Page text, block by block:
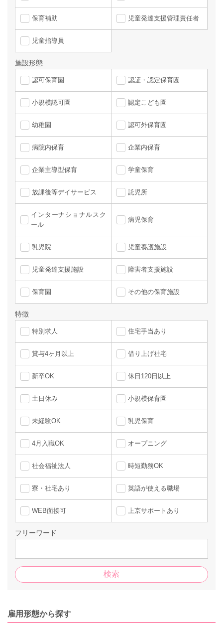
保育補助 児童発達支援管理責任者
児童指導員
施設形態
認可保育園 認証・認定保育園
小規模認可園 認定こども園
幼稚園 認可外保育園
病院内保育 企業内保育
企業主導型保育 学童保育
放課後等デイサービス 託児所
インターナショナルスク
ール
病児保育
乳児院 児童養護施設
児童発達支援施設 障害者支援施設
保育園 その他の保育施設
特徴
特別求人 住宅手当あり
賞与4ヶ月以上 借り上げ社宅
新卒OK 休日120日以上
土日休み 小規模保育園
未経験OK 乳児保育
4月入職OK オープニング
社会福祉法人 時短勤務OK
寮・社宅あり 英語が使える職場
WEB面接可 上京サポートあり
フリーワード
雇用形態から探す